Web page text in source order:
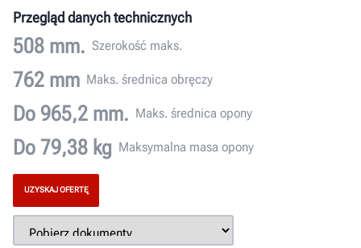
Przegląd danych technicznych
508 mm. Szerokość maks.
762 mm Maks. średnica obręczy
Do 965,2 mm. Maks. średnica opony
Do 79,38 kg Maksymalna masa opony
UZYSKAJ OFERTĘ